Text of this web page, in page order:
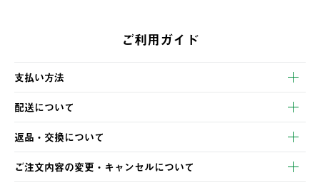
ご利用ガイド
支払い方法
以下のいずれかの方法でお支払いいただけます。
・クレジットカード決済
・コンビニ決済
・Pay-easy決済
配送について
【発送スケジュール】
ご注文・ご入金完了より2営業日以内に商品を発送いたします。
土日祝の発送はございませんので、木曜日以降のご注文は週明け
の発送となる場合がございます。
返品・交換について
※お客様都合の場合
ご注文内容の変更・キャンセルについて